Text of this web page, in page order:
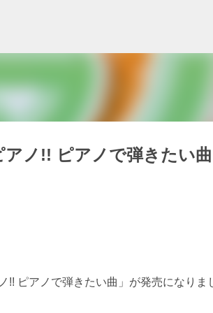
ノ!! ピアノで弾きたい
!! ピアノで弾きたい曲」が発売になりま